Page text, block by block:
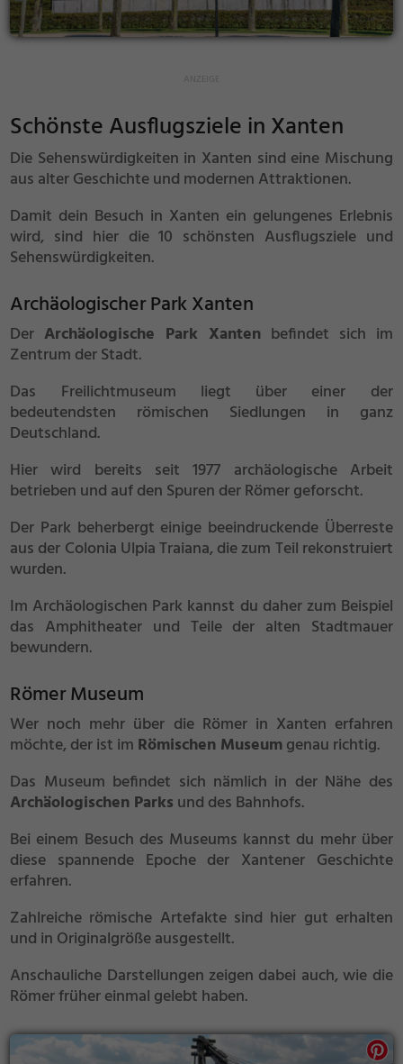
Schönste Ausflugsziele in Xanten
Die Sehenswürdigkeiten in Xanten sind eine Mischung
aus alter Geschichte und modernen Attraktionen.
Damit dein Besuch in Xanten ein gelungenes Erlebnis
wird, sind hier die 10 schönsten Ausflugsziele und
Sehenswürdigkeiten.
Archäologischer Park Xanten
DerArchäologische Park Xanten befindet sich im
Zentrum der Stadt.
Das Freilichtmuseum liegt über einer der
bedeutendsten römischen Siedlungen in ganz
Deutschland.
Hier wird bereits seit 1977 archäologische Arbeit
betrieben und auf den Spuren der Römer geforscht.
Der Park beherbergt einige beeindruckende Überreste
aus der Colonia Ulpia Traiana, die zum Teil rekonstruiert
wurden.
Im Archäologischen Park kannst du daher zum Beispiel
das Amphitheater und Teile der alten Stadtmauer
bewundern.
Römer Museum
Wer noch mehr über die Römer in Xanten erfahren
möchte, der ist im Römischen Museumgenau richtig.
Das Museum befindet sich nämlich in der Nähe des
Archäologischen Parks und des Bahnhofs.
Bei einem Besuch des Museums kannst du mehr über
diese spannende Epoche der Xantener Geschichte
erfahren.
Zahlreiche römische Artefakte sind hier gut erhalten
und in Originalgröße ausgestellt.
Anschauliche Darstellungen zeigen dabei auch, wie die
Römer früher einmal gelebt haben.